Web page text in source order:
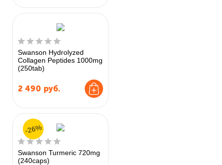
Swanson Hydrolyzed
Collagen Peptides 1000mg
(250tab)
2 490 руб.
Swanson Turmeric 720mg
(240caps)
-26%